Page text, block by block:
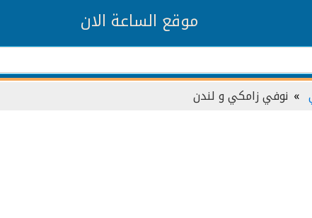
موقع الساعة الان
نوفي زامكي و لندن